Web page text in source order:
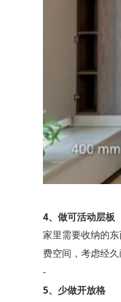
4、
做可活动层板
家里需要收纳的
费空间，考虑经
-
5、
少做开放格